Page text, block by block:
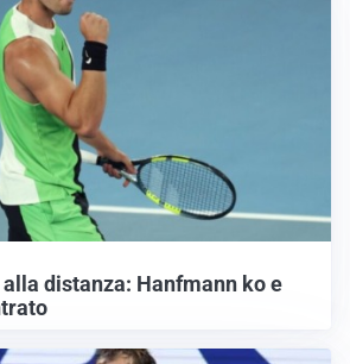
distanza: Hanfmann ko e